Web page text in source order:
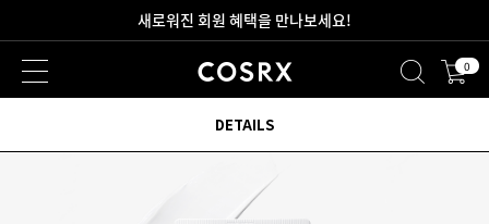
2만원 이상 무료 배송
새로워진 회원 혜택을 만나보세요! 0
DETAILS